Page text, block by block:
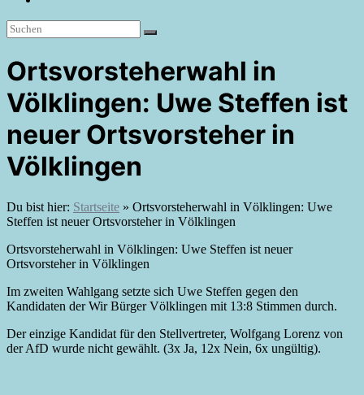
Ortsvorsteherwahl in
Völklingen: Uwe Steffen ist
neuer Ortsvorsteher in
Völklingen
Du bist hier: Startseite » Ortsvorsteherwahl in Völklingen: Uwe
Steffen ist neuer Ortsvorsteher in Völklingen
Ortsvorsteherwahl in Völklingen: Uwe Steffen ist neuer
Ortsvorsteher in Völklingen
Im zweiten Wahlgang setzte sich Uwe Steffen gegen den
Kandidaten der Wir Bürger Völklingen mit 13:8 Stimmen durch.
Der einzige Kandidat für den Stellvertreter, Wolfgang Lorenz von
der AfD wurde nicht gewählt. (3x Ja, 12x Nein, 6x ungültig).